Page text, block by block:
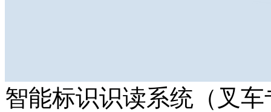
智能标识识读系统（叉车